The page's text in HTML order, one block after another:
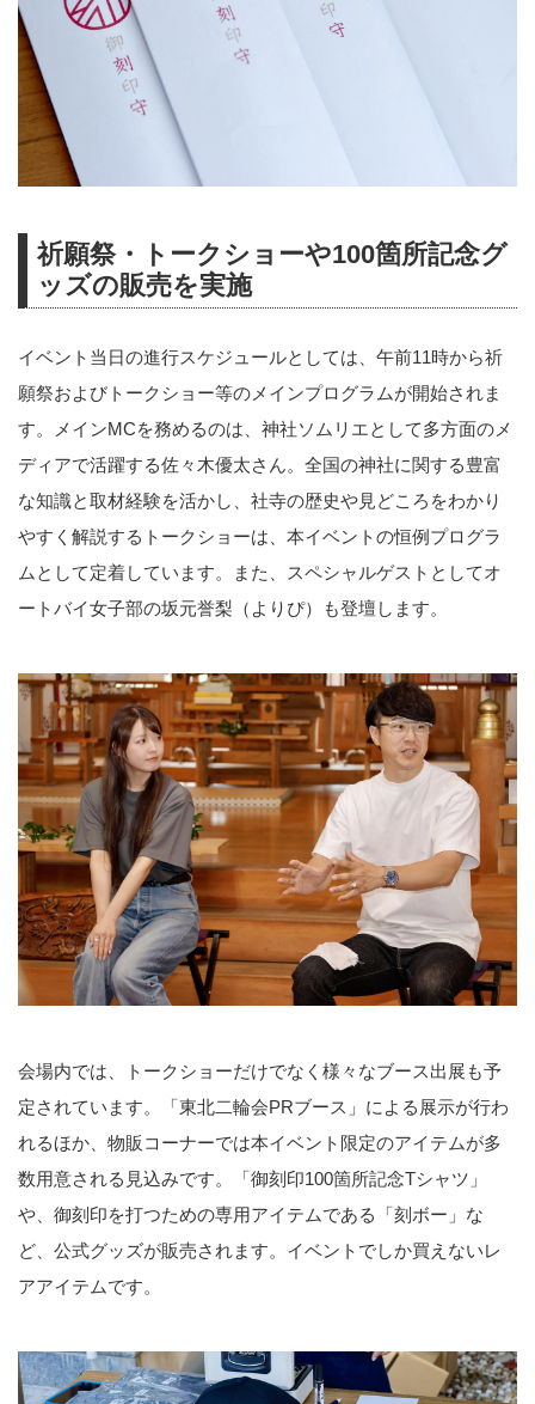
祈願祭・トークショーや100箇所記念グ
ッズの販売を実施
イベント当日の進行スケジュールとしては、午前11時から祈
願祭およびトークショー等のメインプログラムが開始されま
す。メインMCを務めるのは、神社ソムリエとして多方面のメ
ディアで活躍する佐々木優太さん。全国の神社に関する豊富
な知識と取材経験を活かし、社寺の歴史や見どころをわかり
やすく解説するトークショーは、本イベントの恒例プログラ
ムとして定着しています。また、スペシャルゲストとしてオ
ートバイ女子部の坂元誉梨（よりぴ）も登壇します。
会場内では、トークショーだけでなく様々なブース出展も予
定されています。「東北二輪会PRブース」による展示が行わ
れるほか、物販コーナーでは本イベント限定のアイテムが多
数用意される見込みです。「御刻印100箇所記念Tシャツ」
や、御刻印を打つための専用アイテムである「刻ボー」な
ど、公式グッズが販売されます。イベントでしか買えないレ
アアイテムです。